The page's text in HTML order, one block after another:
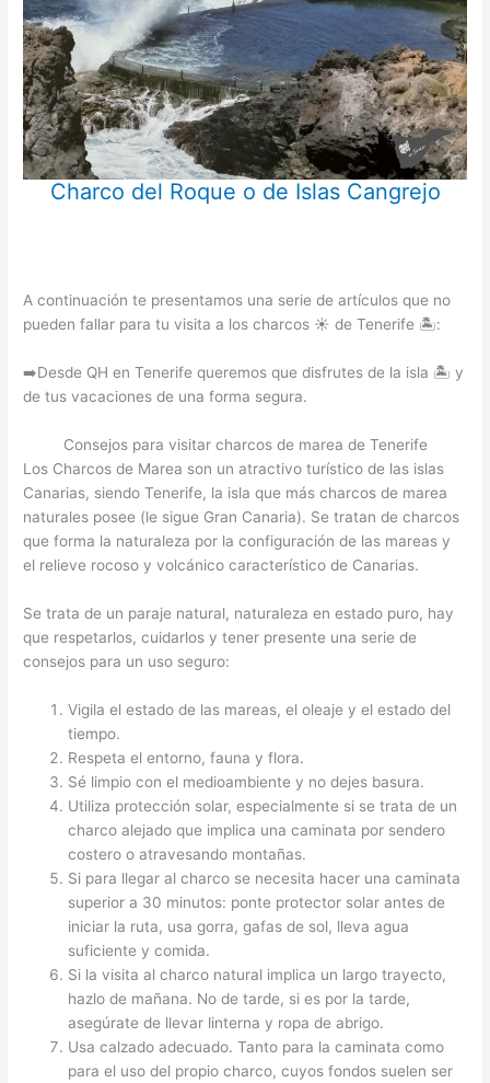
Charco del Roque o de Islas Cangrejo
A continuación te presentamos una serie de artículos que no
pueden fallar para tu visita a los charcos ☀️ de Tenerife 🏝️:
➡️Desde QH en Tenerife queremos que disfrutes de la isla 🏝️ y
de tus vacaciones de una forma segura.
Consejos para visitar charcos de marea de Tenerife
Los Charcos de Marea son un atractivo turístico de las islas
Canarias, siendo Tenerife, la isla que más charcos de marea
naturales posee (le sigue Gran Canaria). Se tratan de charcos
que forma la naturaleza por la configuración de las mareas y
el relieve rocoso y volcánico característico de Canarias.
Se trata de un paraje natural, naturaleza en estado puro, hay
que respetarlos, cuidarlos y tener presente una serie de
consejos para un uso seguro:
Vigila el estado de las mareas, el oleaje y el estado del
tiempo.
Respeta el entorno, fauna y flora.
Sé limpio con el medioambiente y no dejes basura.
Utiliza protección solar, especialmente si se trata de un
charco alejado que implica una caminata por sendero
costero o atravesando montañas.
Si para llegar al charco se necesita hacer una caminata
superior a 30 minutos: ponte protector solar antes de
iniciar la ruta, usa gorra, gafas de sol, lleva agua
suficiente y comida.
Si la visita al charco natural implica un largo trayecto,
hazlo de mañana. No de tarde, si es por la tarde,
asegúrate de llevar linterna y ropa de abrigo.
Usa calzado adecuado. Tanto para la caminata como
para el uso del propio charco, cuyos fondos suelen ser